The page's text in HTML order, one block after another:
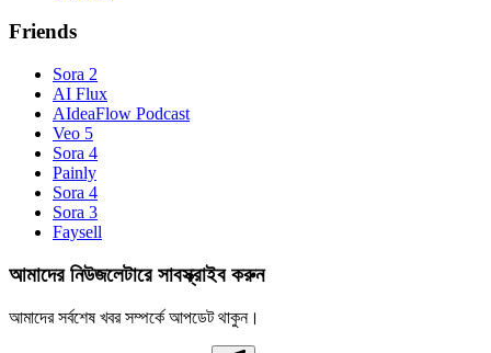
Friends
Sora 2
AI Flux
AIdeaFlow Podcast
Veo 5
Sora 4
Painly
Sora 4
Sora 3
Faysell
আমাদের নিউজলেটারে সাবস্ক্রাইব করুন
আমাদের সর্বশেষ খবর সম্পর্কে আপডেট থাকুন।